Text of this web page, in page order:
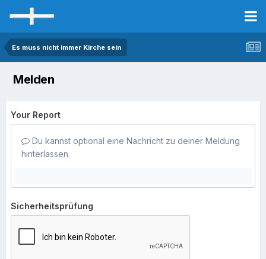
Es muss nicht immer Kirche sein
Melden
Your Report
Du kannst optional eine Nachricht zu deiner Meldung
hinterlassen.
Sicherheitsprüfung